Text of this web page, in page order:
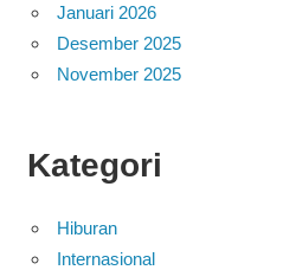
Januari 2026
Desember 2025
November 2025
Kategori
Hiburan
Internasional